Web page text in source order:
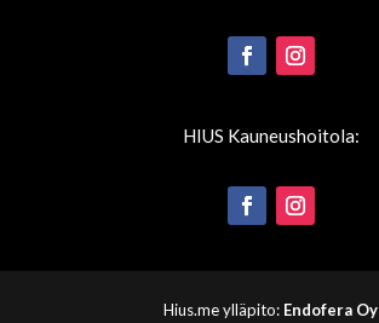
HIUS Kauneushoitola:
Hius.me ylläpito: Endofera Oy